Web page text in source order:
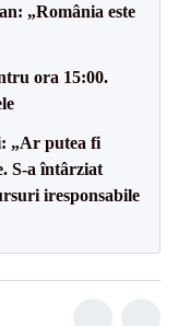
„România este
ora 15:00.
„Ar putea fi
S-a întârziat
iresponsabile